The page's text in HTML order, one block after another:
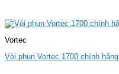
Vortec
Vòi phun Vortec 1700 chính hãng